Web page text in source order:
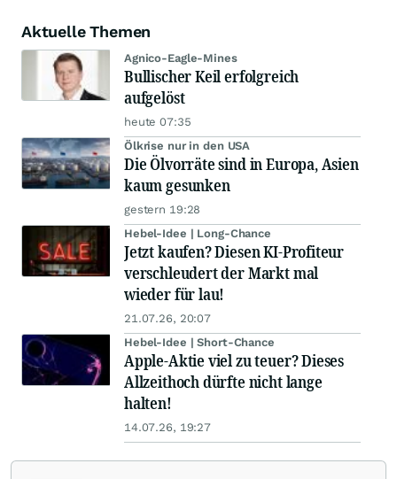
Aktuelle Themen
Agnico-Eagle-Mines
Bullischer Keil erfolgreich
aufgelöst
heute 07:35
Ölkrise nur in den USA
Die Ölvorräte sind in Europa, Asien
kaum gesunken
gestern 19:28
Hebel-Idee | Long-Chance
Jetzt kaufen? Diesen KI-Profiteur
verschleudert der Markt mal
wieder für lau!
21.07.26, 20:07
Hebel-Idee | Short-Chance
Apple-Aktie viel zu teuer? Dieses
Allzeithoch dürfte nicht lange
halten!
14.07.26, 19:27